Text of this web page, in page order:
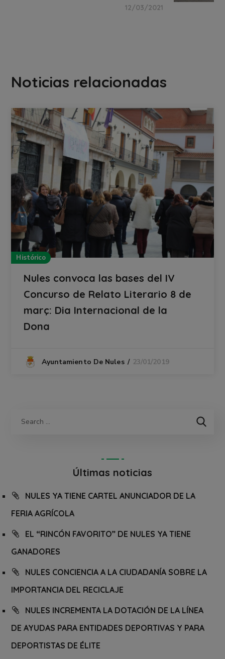
12/03/2021
Noticias relacionadas
Histórico
Nules convoca las bases del IV
Concurso de Relato Literario 8 de
març: Dia Internacional de la
Dona
Ayuntamiento De Nules 23/01/2019
Últimas noticias
NULES YA TIENE CARTEL ANUNCIADOR DE LA
FERIA AGRÍCOLA
EL “RINCÓN FAVORITO” DE NULES YA TIENE
GANADORES
NULES CONCIENCIA A LA CIUDADANÍA SOBRE LA
IMPORTANCIA DEL RECICLAJE
NULES INCREMENTA LA DOTACIÓN DE LA LÍNEA
DE AYUDAS PARA ENTIDADES DEPORTIVAS Y PARA
DEPORTISTAS DE ÉLITE